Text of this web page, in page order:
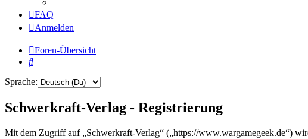
FAQ
Anmelden
Foren-Übersicht
Suche
Sprache:
Schwerkraft-Verlag - Registrierung
Mit dem Zugriff auf „Schwerkraft-Verlag“ („https://www.wargamegeek.de“)